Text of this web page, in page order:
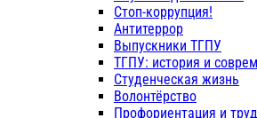
Стоп-коррупция!
Антитеррор
Выпускники ТГПУ
ТГПУ: история и
Студенческая жизнь
Волонтёрство
Профориентация и